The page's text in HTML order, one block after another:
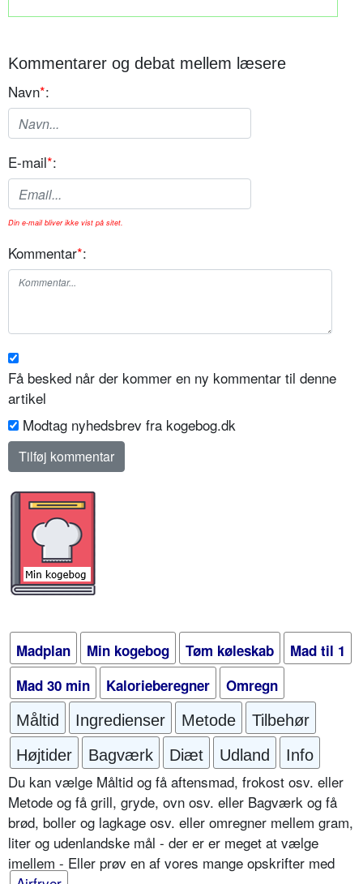
Kommentarer og debat mellem læsere
Navn*:
E-mail*:
Din e-mail bliver ikke vist på sitet.
Kommentar*:
Få besked når der kommer en ny kommentar til denne
artikel
Modtag nyhedsbrev fra kogebog.dk
Madplan Min kogebog Tøm køleskab
Mad til 1
Mad 30 min
Kalorieberegner Omregn
Måltid Ingredienser Metode
Tilbehør
Højtider
Bagværk Diæt Udland Info
Du kan vælge Måltid og få aftensmad, frokost osv. eller
Metode og få grill, gryde, ovn osv. eller Bagværk og få
brød, boller og lagkage osv. eller omregner mellem gram,
liter og udenlandske mål - der er er meget at vælge
imellem - Eller prøv en af vores mange opskrifter med